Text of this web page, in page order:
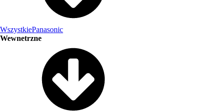
WszystkiePanasonic
Wewnetrzne